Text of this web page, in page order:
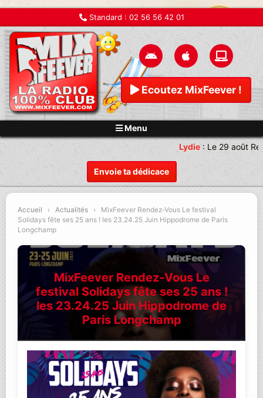
Standard : 02 56 56 42 01
Ecoutez MixFeever !
Menu
Envoie ta dédicace
Lydie: Le 29 août
Accueil › Actualités ›
MixFeever Rendez-Vous Le festival
Solidays fête ses 25 ans ! les 23.24.25 Juin Hippodrome de Paris
Longchamp
MixFeever Rendez-Vous Le
festival Solidays fête ses 25 ans !
les 23.24.25 Juin Hippodrome de
Paris Longchamp